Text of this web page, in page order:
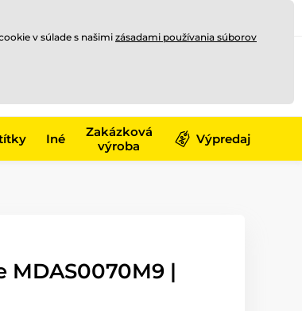
Iné
Zakázková
výroba
Výpredaj
|
v súlade s našimi zásadami používania súborov